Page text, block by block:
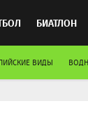
БИАТЛОН
ВИДЫ